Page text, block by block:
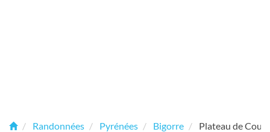
Randonnées Pyrénées Bigorre Plateau de